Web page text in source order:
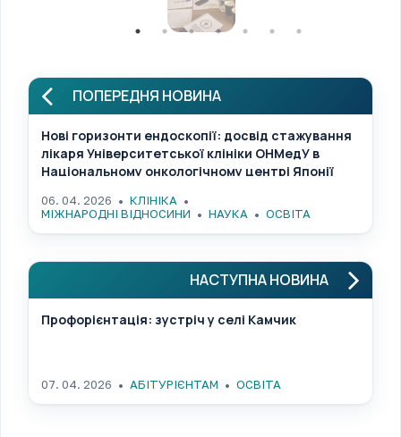
ПОПЕРЕДНЯ НОВИНА
Нові горизонти ендоскопії: досвід стажування
лікаря Університетської клініки ОНМедУ в
Національному онкологічному центрі Японії
06. 04. 2026
КЛІНІКА
МІЖНАРОДНІ ВІДНОСИНИ
НАУКА ОСВІТА
НАСТУПНА НОВИНА
Профорієнтація: зустріч у селі Камчик
07. 04. 2026 АБІТУРІЄНТАМ ОСВІТА